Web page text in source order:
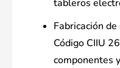
tableros
Fabricación
Código CIIU
componentes